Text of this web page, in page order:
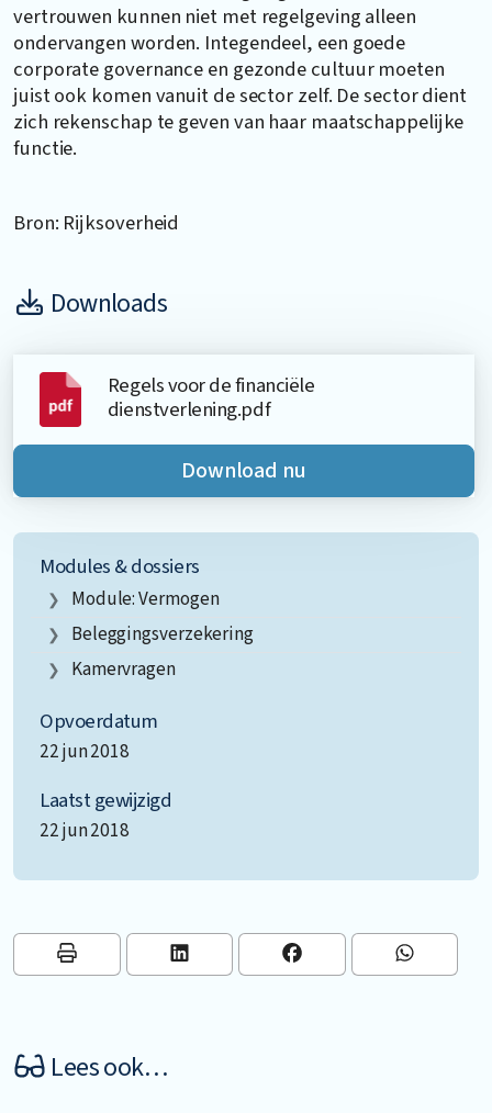
vertrouwen kunnen niet met regelgeving alleen
ondervangen worden. Integendeel, een goede
corporate governance en gezonde cultuur moeten
juist ook komen vanuit de sector zelf. De sector dient
zich rekenschap te geven van haar maatschappelijke
functie.
Bron: Rijksoverheid
Downloads
Regels voor de financiële
dienstverlening.pdf
Download nu
Modules & dossiers
Module: Vermogen
Beleggingsverzekering
Kamervragen
Opvoerdatum
22 jun 2018
Laatst gewijzigd
22 jun 2018
Lees ook…